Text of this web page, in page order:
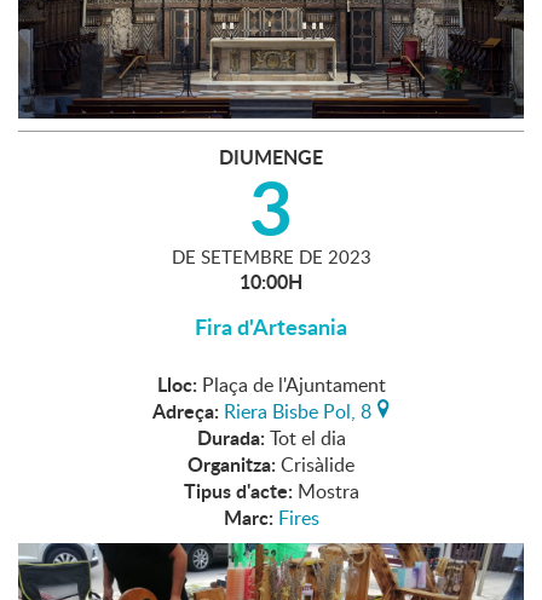
DIUMENGE
3
DE SETEMBRE DE 2023
10:00H
Fira d'Artesania
Lloc: Plaça de l'Ajuntament
Adreça: Riera Bisbe Pol, 8
Durada: Tot el dia
Organitza: Crisàlide
Tipus d'acte: Mostra
Marc: Fires